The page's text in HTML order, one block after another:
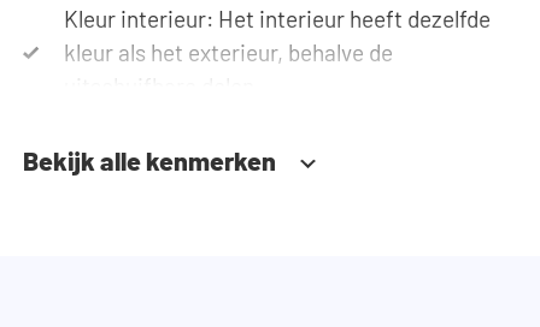
Kleur interieur: Het interieur heeft dezelfde
kleur als het exterieur, behalve de
Bekijk alle kenmerken